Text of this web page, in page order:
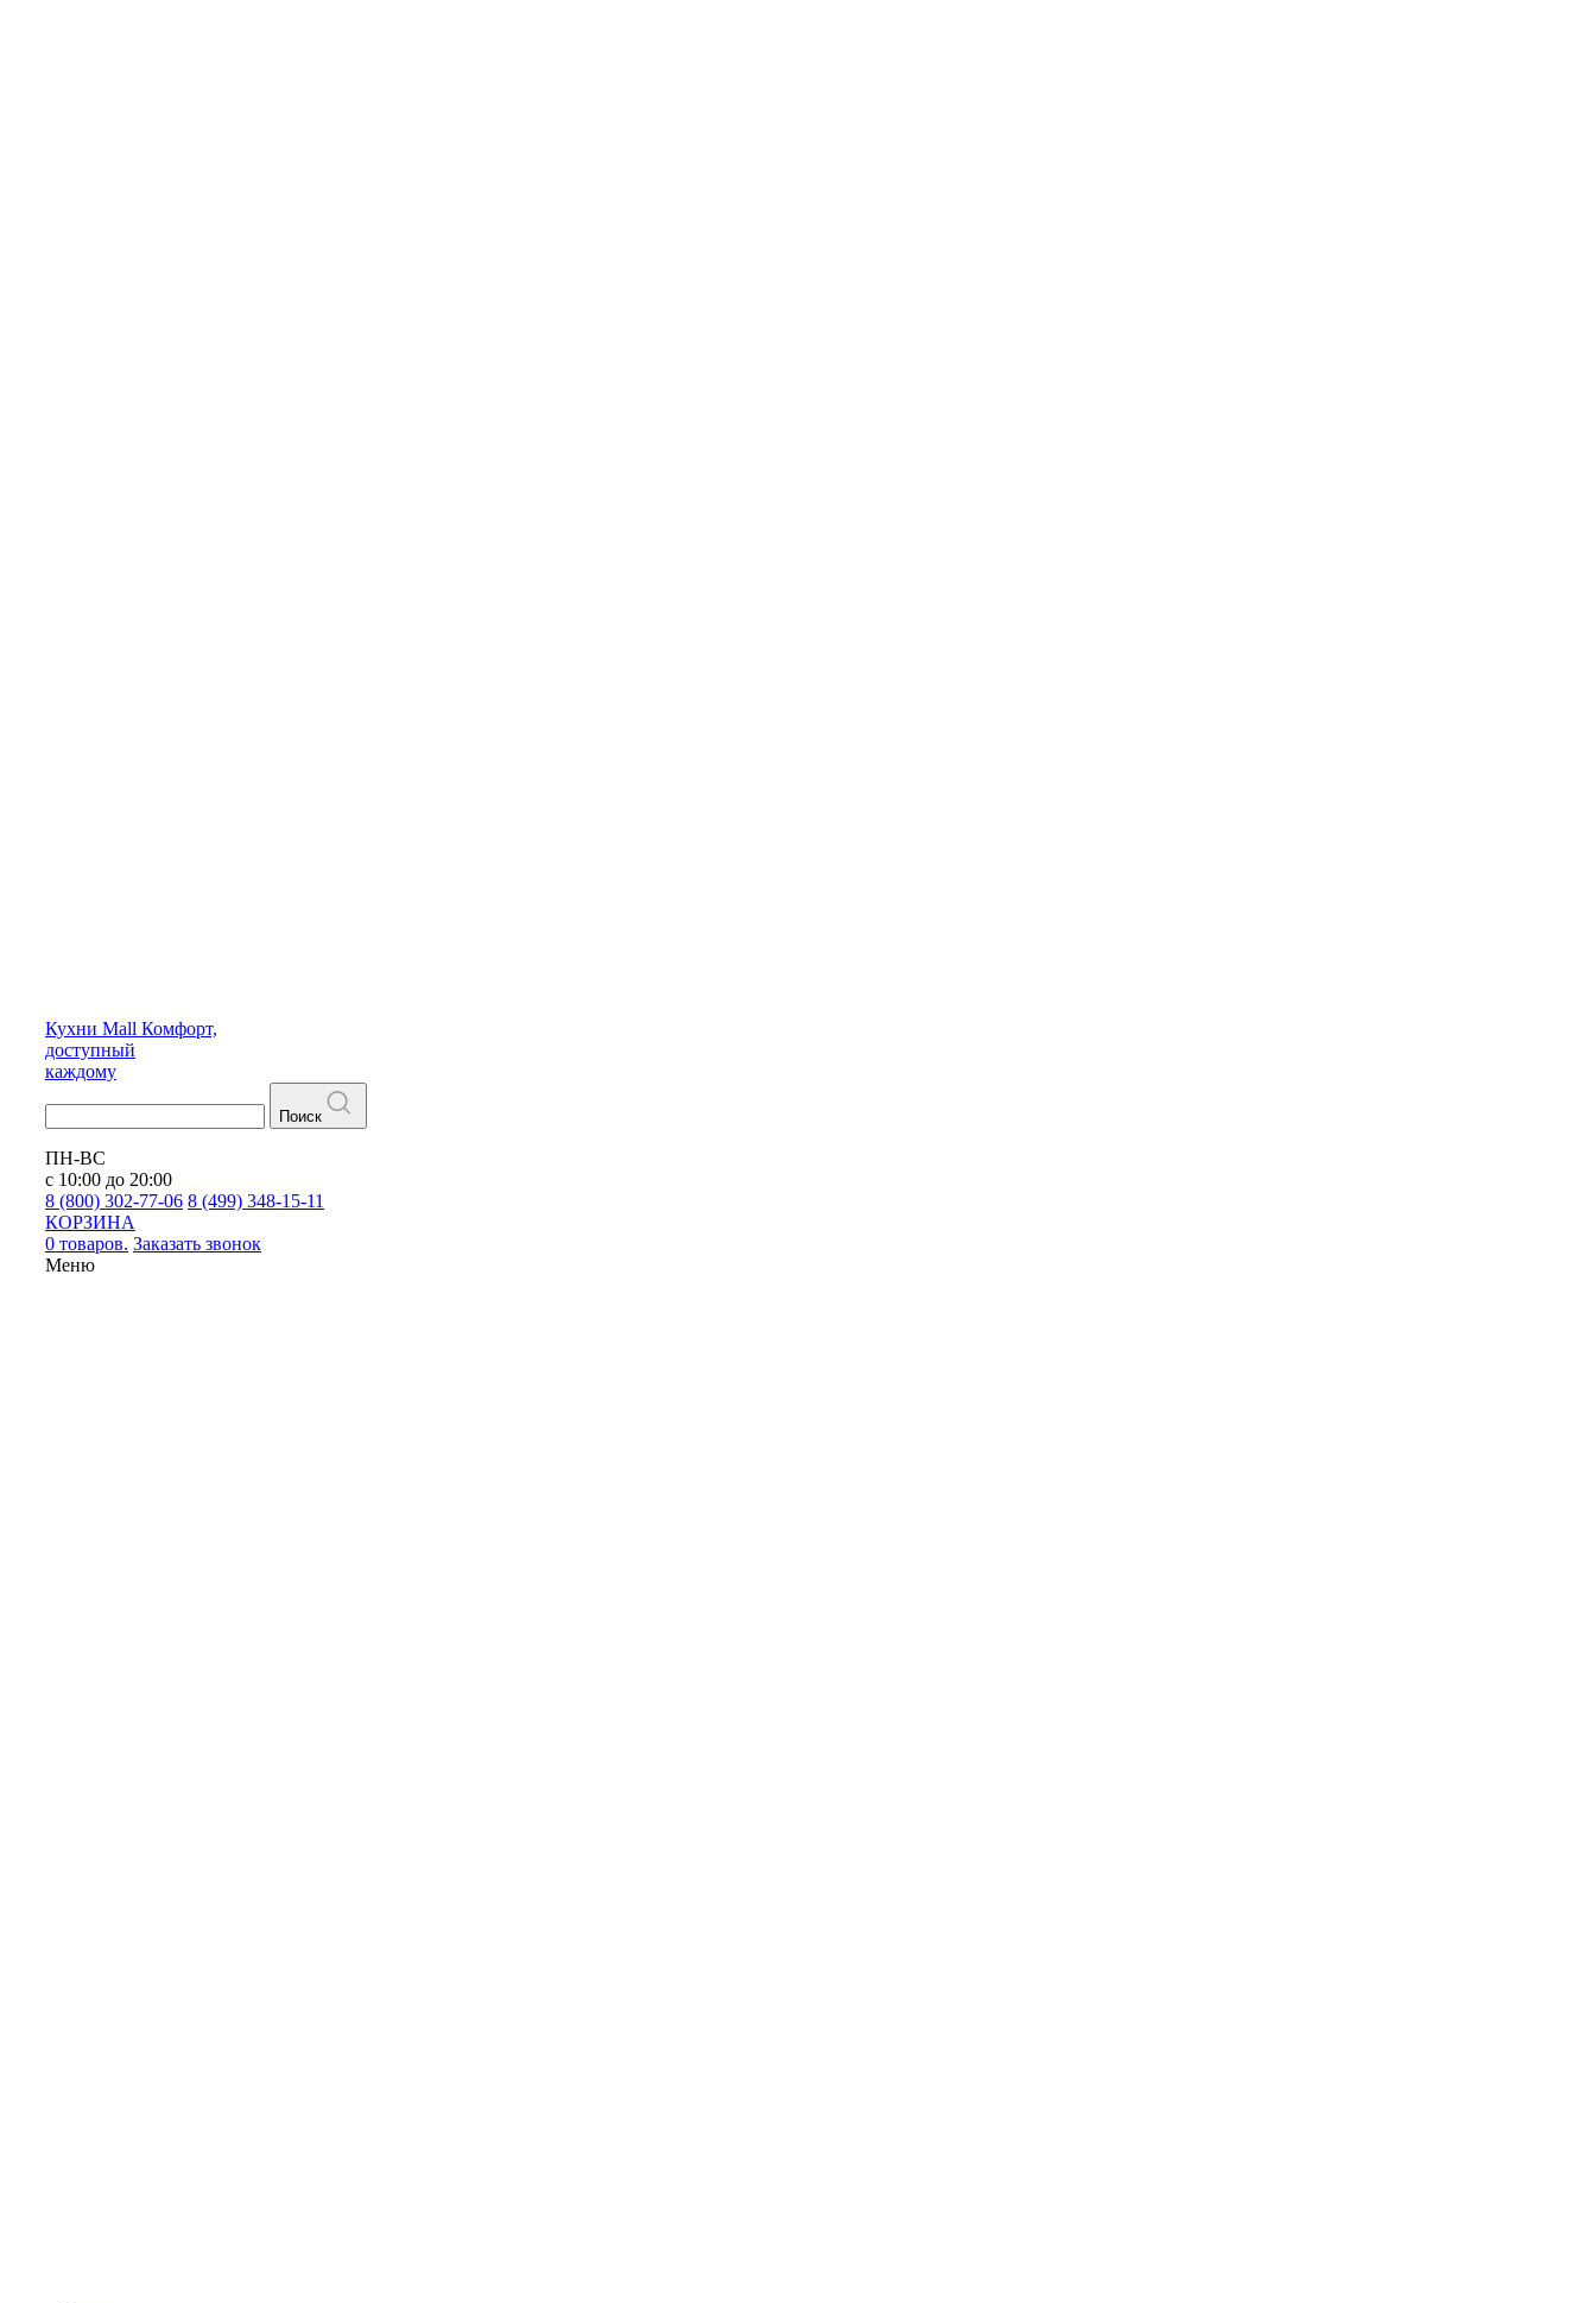
Кухни Mall Комфорт,
доступный
каждому
Поиск
ПН-ВС
с 10:00 до 20:00
8 (800) 302-77-06 8 (499) 348-15-11
КОРЗИНА
0 товаров. Заказать звонок
Меню